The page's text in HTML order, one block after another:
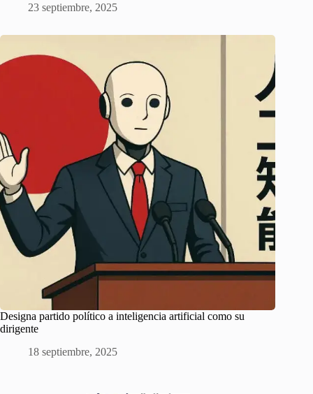
23 septiembre, 2025
Designa partido político a inteligencia artificial como su
dirigente
18 septiembre, 2025